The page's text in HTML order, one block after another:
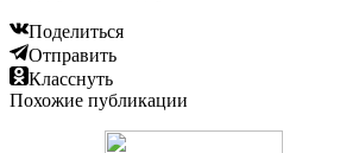
Поделиться
Отправить
Класснуть
Похожие публикации